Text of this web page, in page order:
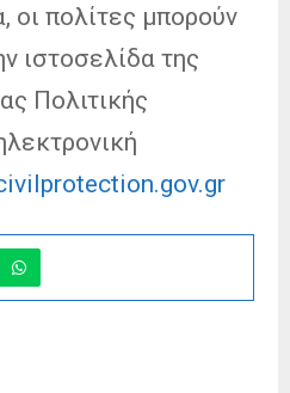
οι πολίτες μπορούν
ιστοσελίδα της
Πολιτικής